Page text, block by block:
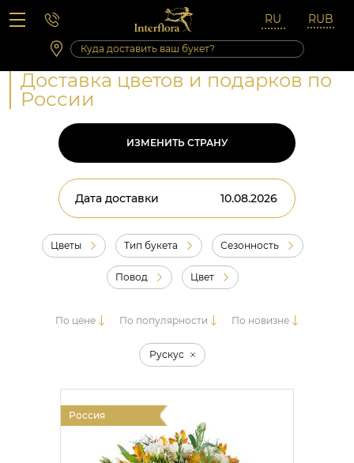
Вопросы-ответы
Сб 10:00 ‐ 14:00
Выходные и праздничные дни
Доставка цветов и подарков по
России
ИЗМЕНИТЬ СТРАНУ
Дата доставки
Цветы Тип букета Сезонность
Повод Цвет
По цене По популярности По новизне
Рускус
Россия